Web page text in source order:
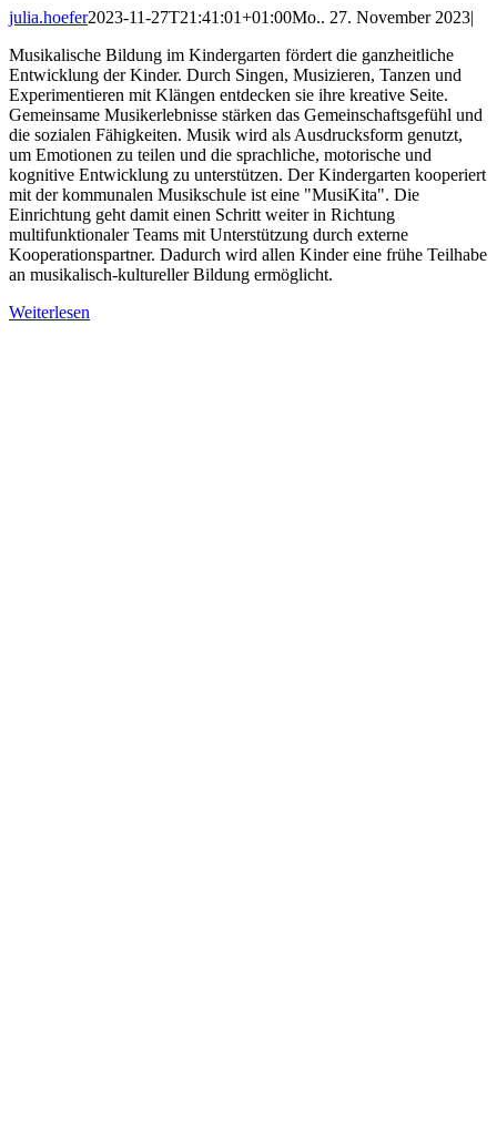
julia.hoefer2023-11-27T21:41:01+01:00Mo.. 27. November 2023|
Musikalische Bildung im Kindergarten fördert die ganzheitliche
Entwicklung der Kinder. Durch Singen, Musizieren, Tanzen und
Experimentieren mit Klängen entdecken sie ihre kreative Seite.
Gemeinsame Musikerlebnisse stärken das Gemeinschaftsgefühl und
die sozialen Fähigkeiten. Musik wird als Ausdrucksform genutzt,
um Emotionen zu teilen und die sprachliche, motorische und
kognitive Entwicklung zu unterstützen. Der Kindergarten kooperiert
mit der kommunalen Musikschule ist eine "MusiKita". Die
Einrichtung geht damit einen Schritt weiter in Richtung
multifunktionaler Teams mit Unterstützung durch externe
Kooperationspartner. Dadurch wird allen Kinder eine frühe Teilhabe
an musikalisch-kultureller Bildung ermöglicht.
Weiterlesen